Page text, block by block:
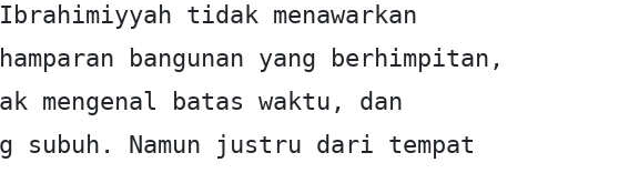
tidak menawarkan
bangunan yang berhimpitan,
mengenal batas waktu, dan
subuh. Namun justru dari tempat